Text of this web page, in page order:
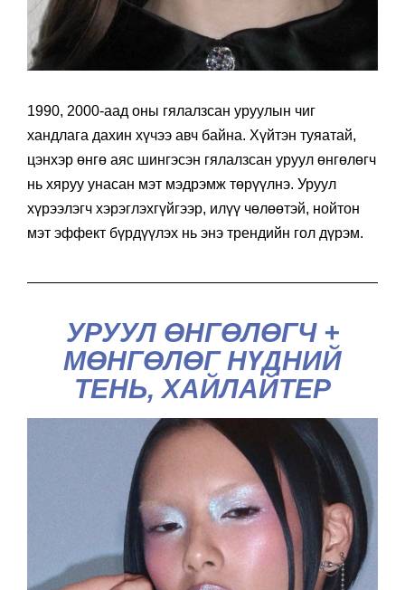
1990, 2000-аад оны гялалзсан уруулын чиг
хандлага дахин хүчээ авч байна. Хүйтэн туяатай,
цэнхэр өнгө аяс шингэсэн гялалзсан уруул өнгөлөгч
нь хяруу унасан мэт мэдрэмж төрүүлнэ. Уруул
хүрээлэгч хэрэглэхгүйгээр, илүү чөлөөтэй, нойтон
мэт эффект бүрдүүлэх нь энэ трендийн гол дүрэм.
УРУУЛ ӨНГӨЛӨГЧ +
МӨНГӨЛӨГ НҮДНИЙ
ТЕНЬ, ХАЙЛАЙТЕР